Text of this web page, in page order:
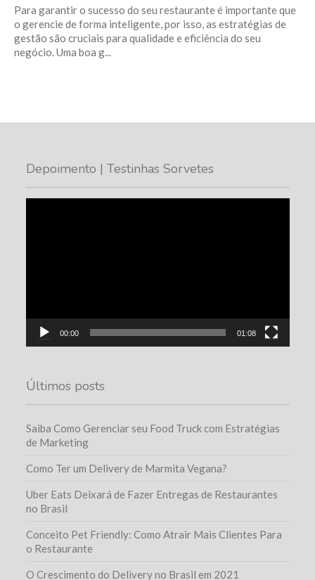
Para garantir o sucesso do seu restaurante é importante que
o gerencie de forma inteligente, por isso, as estratégias de
gestão são cruciais para qualidade e eficiência do seu
negócio. Uma boa g...
Depoimento | Testinhas Sorvetes
00:00 01:08
Últimos posts
Saiba Como Gerenciar seu Food Truck com Estratégias
de Marketing
Como Ter um Delivery de Marmita Vegana?
Uber Eats Deixará de Fazer Entregas de Restaurantes
no Brasil
Conceito Pet Friendly: Como Atrair Mais Clientes Para
o Restaurante
O Crescimento do Delivery no Brasil em 2021